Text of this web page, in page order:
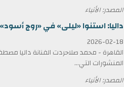
المصدر: الأنباء
داليا: استنوا «ليلى» في «روج أسود»
2026-02-18
القاهرة - محمد صلاحردت الفنانة داليا
المنشورات التي...
المصدر: الأنباء